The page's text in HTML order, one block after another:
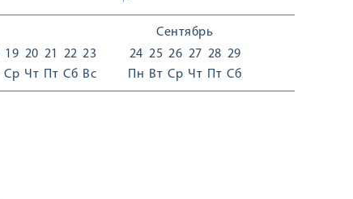
19
Ср
20
Чт
21
Пт
22
Сб
23
Вс
Сентябрь
24
Пн
25
Вт
26
Ср
27
Чт
28
Пт
29
Сб